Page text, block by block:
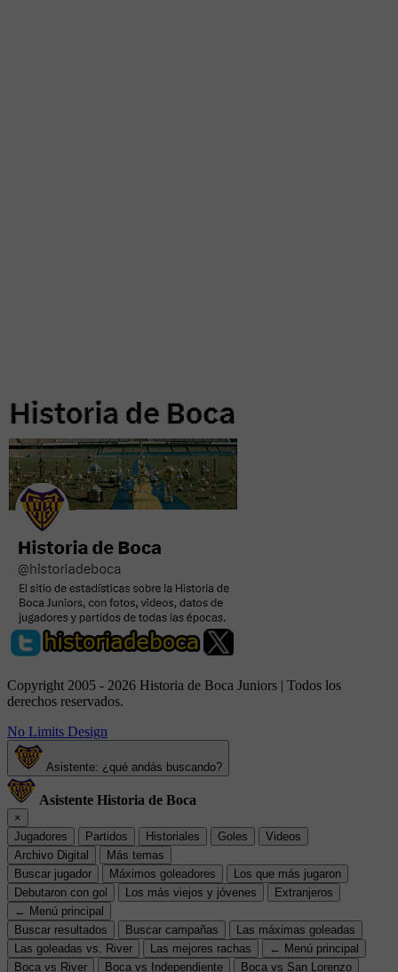
Copyright 2005 - 2026 Historia de Boca Juniors | Todos los
derechos reservados.
No Limits Design
Asistente: ¿qué andás buscando?
Asistente Historia de Boca
×
Jugadores
Partidos Historiales Goles
Videos
Archivo Digital
Más temas
Buscar jugador
Máximos goleadores
Los que más jugaron
Debutaron con gol
Los más viejos y jóvenes
Extranjeros
← Menú principal
Buscar resultados
Buscar campañas
Las máximas goleadas
Las goleadas vs. River
Las mejores rachas
← Menú principal
Boca vs River
Boca vs Independiente Boca vs San Lorenzo